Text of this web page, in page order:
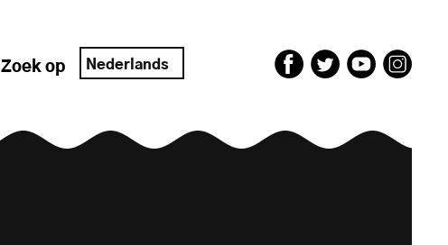
Zoek op Nederlands